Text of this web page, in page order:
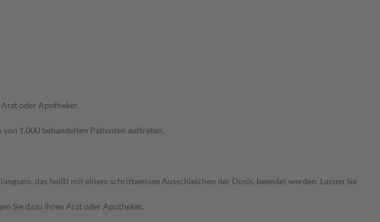
oder Apotheker.
1.000 behandelten Patienten auftreten.
das heißt mit einem schrittweisen Ausschleichen der Dosis, beendet werden. Lassen Sie
Sie dazu Ihren Arzt oder Apotheker.